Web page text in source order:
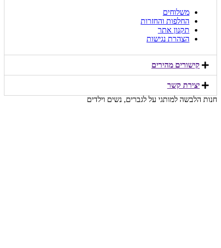
משלוחים
החלפות והחזרות
תקנון אתר
הצהרת נגישות
קישורים מהירים​
יצירת קשר​
חנות הלבשה למותגי על לגברים, נשים וילדים